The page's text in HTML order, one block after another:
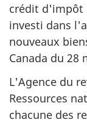
crédit d'impôt
investi dans
nouveaux
Canada du 28
L'Agence du
Ressources
chacune des